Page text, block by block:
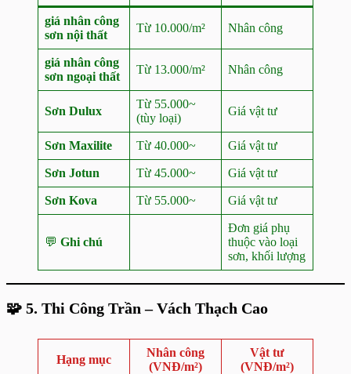
giá nhân công
sơn nội thất
Từ 10.000/m² Nhân công
giá nhân công
sơn ngoại thất
Từ 13.000/m² Nhân công
Sơn Dulux
Từ 55.000~
(tùy loại)
Giá vật tư
Sơn Maxilite Từ 40.000~ Giá vật tư
Sơn Jotun Từ 45.000~ Giá vật tư
Sơn Kova Từ 55.000~ Giá vật tư
💬 Ghi chú
Đơn giá phụ
thuộc vào loại
sơn, khối lượng
🧩 5. Thi Công Trần – Vách Thạch Cao
Hạng mục
Nhân công
(VNĐ/m²)
Vật tư
(VNĐ/m²)